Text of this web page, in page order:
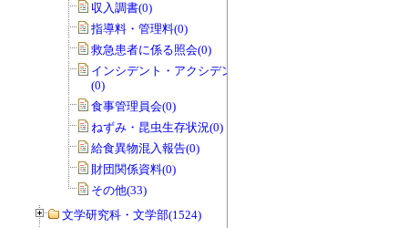
収入調書(0)
指導料・管理料(0)
救急患者に係る照会(0)
インシデント・アクシデントレポート
(0)
食事管理員会(0)
ねずみ・昆虫生存状況(0)
給食異物混入報告(0)
財団関係資料(0)
その他(33)
文学研究科・文学部(1524)